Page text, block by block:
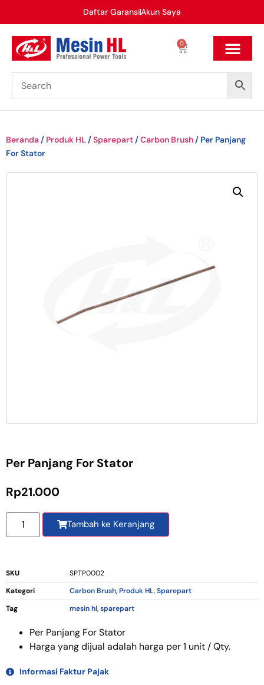
Daftar GaransiAkun Saya
0
Beranda / Produk HL /Sparepart /Carbon Brush / Per Panjang
For Stator
Per Panjang For Stator
Rp21.000
Tambah ke Keranjang
SKU
SPTP0002
Kategori
Carbon Brush,Produk HL,Sparepart
Tag
mesin hl,sparepart
Per Panjang For Stator
Harga yang dijual adalah harga per 1 unit / Qty.
Informasi Faktur Pajak